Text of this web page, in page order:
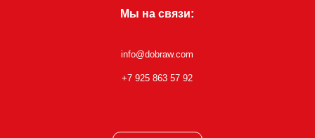
Мы на связи:
info@dobraw.com
+7 925 863 57 92